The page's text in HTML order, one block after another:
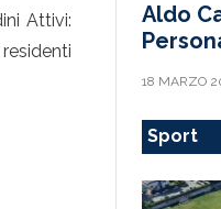
Attivi:
Aldo
18 MARZO
Sport